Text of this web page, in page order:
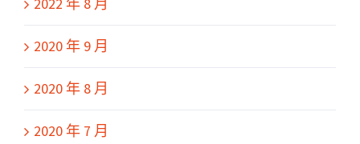
2020 年 9 月
2020 年 8 月
2020 年 7 月